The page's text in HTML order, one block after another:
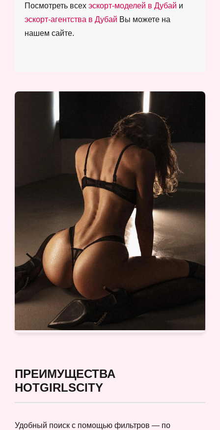
Посмотреть всех эскорт-моделей в Дубай и
эскорт-агентства в Дубай Вы можете на
нашем сайте.
ПРЕИМУЩЕСТВА
HOTGIRLSCITY
Удобный поиск с помощью фильтров — по